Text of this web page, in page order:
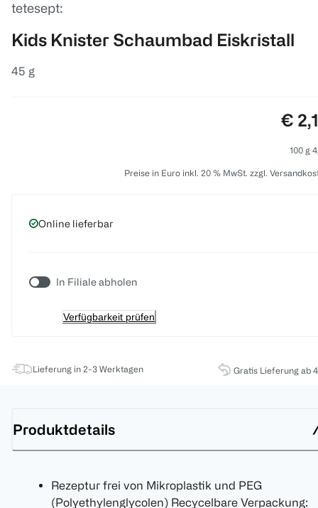
tetesept:
Kids Knister Schaumbad Eiskristall
45 g
€
100 g
Preise in Euro inkl. 20 % MwSt. zzgl.
Online lieferbar
In Filiale abholen
Verfügbarkeit prüfen
Lieferung in 2-3 Werktagen Gratis Lieferung ab
Produktdetails
Rezeptur frei von Mikroplastik und PEG
(Polyethylenglycolen) Recycelbare Verpackung: